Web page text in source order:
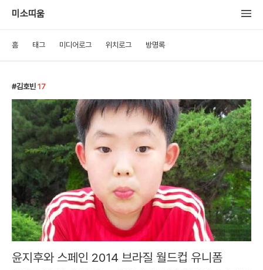
미소띠움
홈 태그 미디어로그 위치로그 방명록
김호빈 17
윤지후와 스페인 2014 브라질 월드컵 유니폼